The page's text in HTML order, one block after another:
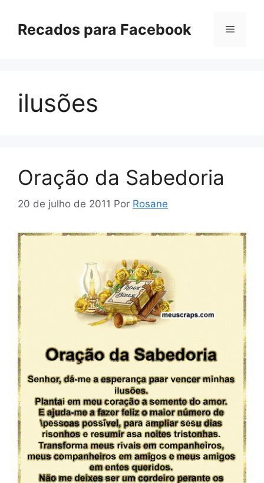
paraRecados para Facebook Menu
ilusões
Oração da Sabedoria
20 de julho de 2011 Por Rosane